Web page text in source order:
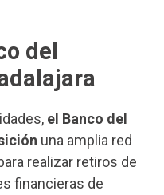
del
el Banco del
una amplia red
realizar retiros de
financieras de